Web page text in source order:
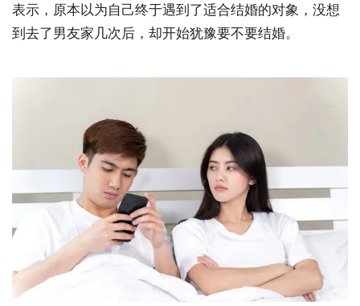
表示，原本以为自己终于遇到了适合结婚的对象，没想
到去了男友家几次后，却开始犹豫要不要结婚。